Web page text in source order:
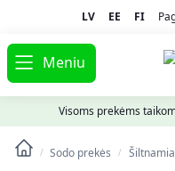
LV EE FI
Meniu
Visoms prekėms
/ Sodo prekės /